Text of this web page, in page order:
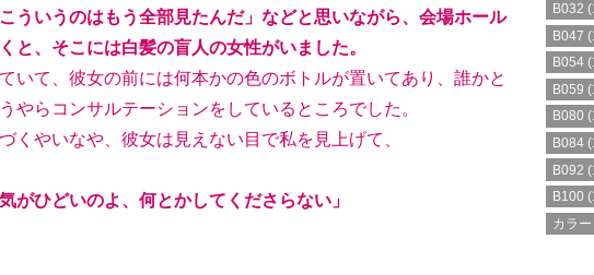
ういうのはもう全部見たんだ」などと思いながら、会場ホール
と、そこには白髪の盲人の女性がいました。
いて、彼女の前には何本かの色のボトルが置いてあり、誰かと
やらコンサルテーションをしているところでした。
くやいなや、彼女は見えない目で私を見上げて、
がひどいのよ、何とかしてくださらない」
B032
B047
B054
B059
B080
B084
B092
B100
カラ